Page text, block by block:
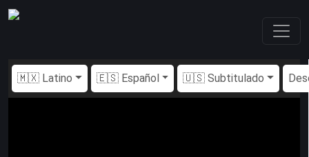
🇲🇽 Latino 🇪🇸 Español 🇺🇸 Subtitulado